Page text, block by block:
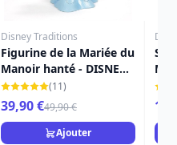
Disney Traditions
Figurine de la Mariée du
Manoir hanté - DISNEY
TRADITIONS
(11)
39,90 €49,90 €
Ajouter
Set